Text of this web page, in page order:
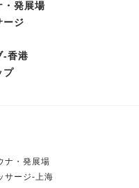
・発展場
ージ
-香港
プ
ナ・発展場
サージ-上海